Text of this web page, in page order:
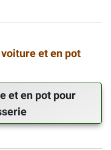
et en pot
et en pot pour